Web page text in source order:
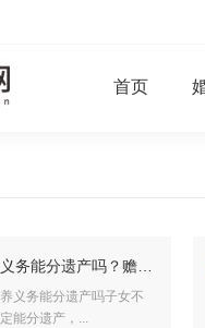
首页
一、赡养协议中可以涉及财产吗
中可以涉及财产，根据《民法...